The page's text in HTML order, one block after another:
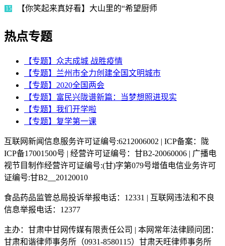
15 【你笑起来真好看】大山里的“希望厨师
热点专题
【专题】众志成城 战胜疫情
【专题】兰州市全力创建全国文明城市
【专题】2020全国两会
【专题】富民兴陇谱新篇：当梦想照进现实
【专题】我们开学啦
【专题】复学第一课
互联网新闻信息服务许可证编号:6212006002 | ICP备案：陇
ICP备17001500号 | 经营许可证编号：甘B2-20060006 | 广播电
视节目制作经营许可证编号:(甘)字第079号增值电信业务许可
证编号:甘B2__20120010
食品药品监管总局投诉举报电话：12331 | 互联网违法和不良
信息举报电话：12377
主办：甘肃中甘网传媒有限责任公司 | 本网常年法律顾问团：
甘肃和谐律师事务所（0931-8580115）甘肃天旺律师事务所